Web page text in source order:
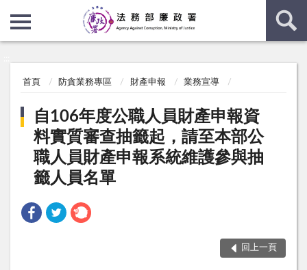
首頁 防貪業務專區 財產申報 業務宣導
自106年度公職人員財產申報資
料實質審查抽籤起，請至本部公
職人員財產申報系統維護參與抽
籤人員名單
回上一頁